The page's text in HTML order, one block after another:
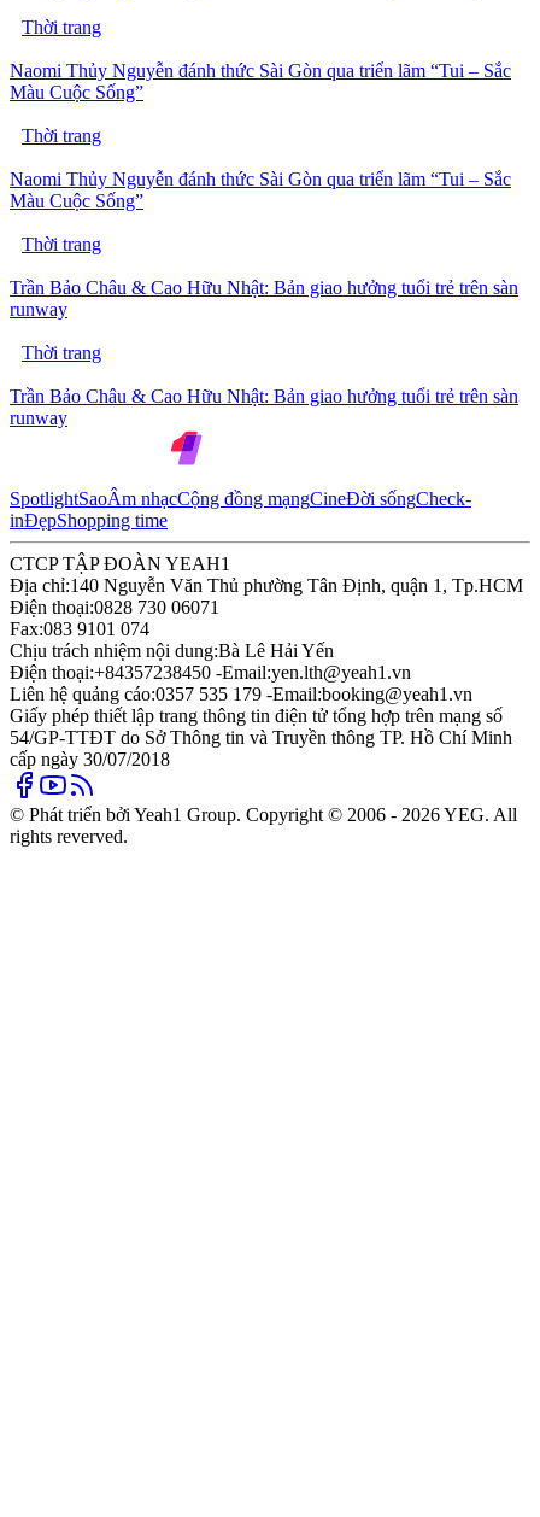
Thời trang
Naomi Thủy Nguyễn đánh thức Sài Gòn qua triển lãm “Tui – Sắc
Màu Cuộc Sống”
Thời trang
Naomi Thủy Nguyễn đánh thức Sài Gòn qua triển lãm “Tui – Sắc
Màu Cuộc Sống”
Thời trang
Trần Bảo Châu & Cao Hữu Nhật: Bản giao hưởng tuổi trẻ trên sàn
runway
Thời trang
Trần Bảo Châu & Cao Hữu Nhật: Bản giao hưởng tuổi trẻ trên sàn
runway
SpotlightSaoÂm nhạcCộng đồng mạngCineĐời sốngCheck-
inĐẹpShopping time
CTCP TẬP ĐOÀN YEAH1
Địa chỉ:140 Nguyễn Văn Thủ phường Tân Định, quận 1, Tp.HCM
Điện thoại:0828 730 06071
Fax:083 9101 074
Chịu trách nhiệm nội dung:Bà Lê Hải Yến
Điện thoại:+84357238450 -Email:yen.lth@yeah1.vn
Liên hệ quảng cáo:0357 535 179 -Email:booking@yeah1.vn
Giấy phép thiết lập trang thông tin điện tử tổng hợp trên mạng số
54/GP-TTĐT do Sở Thông tin và Truyền thông TP. Hồ Chí Minh
cấp ngày 30/07/2018
© Phát triển bởi Yeah1 Group. Copyright © 2006 - 2026 YEG. All
rights reverved.